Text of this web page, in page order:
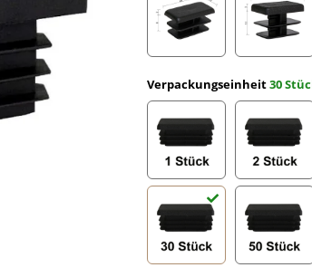
Verpackungseinheit30
1 Stück 2 Stück